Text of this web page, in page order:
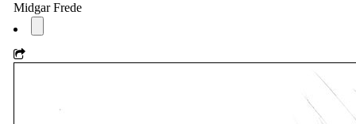
Midgar Frede